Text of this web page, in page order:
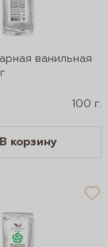
ванильная
100 г.
В корзину